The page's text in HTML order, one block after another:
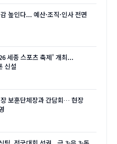
높인다... 예산·조직·인사 전면
세종 스포츠 축제' 개최...
신설
보훈단체장과 간담회… 현장